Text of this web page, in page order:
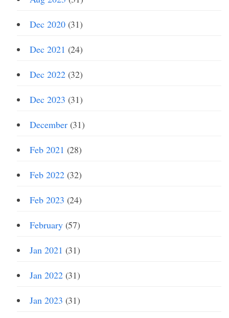
Dec 2020(31)
Dec 2021 (24)
Dec 2022(32)
Dec 2023 (31)
December(31)
Feb 2021 (28)
Feb 2022(32)
Feb 2023 (24)
February(57)
Jan 2021 (31)
Jan 2022(31)
Jan 2023 (31)